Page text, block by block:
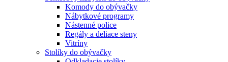
Komody do obývačky
Nábytkové programy
Nástenné police
Regály a deliace steny
Vitríny
Stolíky do obývačky